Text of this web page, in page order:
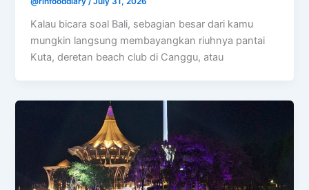
Kalau bicara soal Bali, sebagian besar dari kamu
mungkin langsung membayangkan riuhnya pantai
Kuta, deretan beach club di Canggu, atau